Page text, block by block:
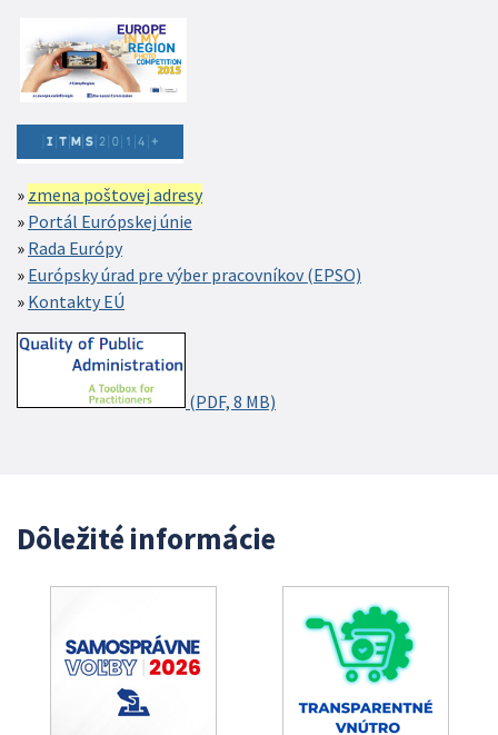
zmena poštovej adresy
Portál Európskej únie
Rada Európy
Európsky úrad pre výber pracovníkov (EPSO)
Kontakty EÚ
(PDF, 8 MB)
Dôležité informácie